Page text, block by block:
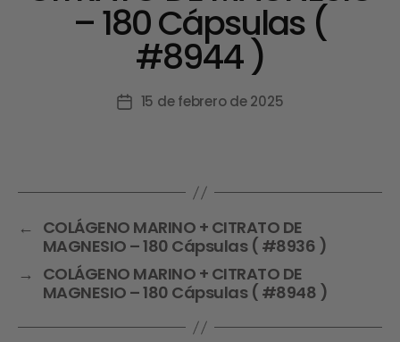
– 180 Cápsulas (
#8944 )
15 de febrero de 2025
← COLÁGENO MARINO + CITRATO DE
MAGNESIO – 180 Cápsulas ( #8936 )
→ COLÁGENO MARINO + CITRATO DE
MAGNESIO – 180 Cápsulas ( #8948 )